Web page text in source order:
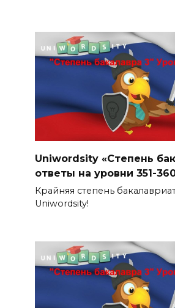
Uniwordsity «Степень
ответы на уровни 351-
Крайняя степень
Uniwordsity!